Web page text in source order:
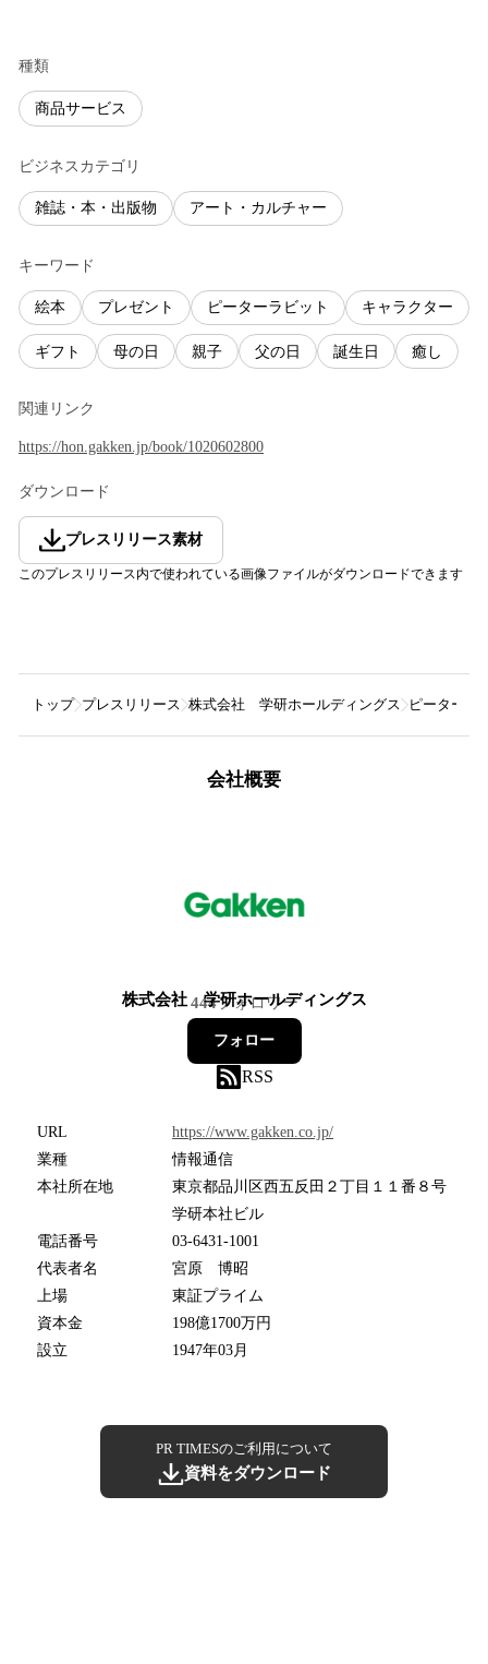
種類
商品サービス
ビジネスカテゴリ
雑誌・本・出版物 アート・カルチャー
キーワード
絵本 プレゼント ピーターラビット キャラクター
ギフト 母の日 親子 父の日 誕生日 癒し
関連リンク
https://hon.gakken.jp/book/1020602800
ダウンロード
プレスリリース素材
このプレスリリース内で使われている画像ファイルがダウンロードできます
トップ プレスリリース 株式会社 学研ホールディングス ピーターラ
会社概要
株式会社 学研ホールディングス
444フォロワー
フォロー
RSS
URL
https://www.gakken.co.jp/
業種
情報通信
本社所在地
東京都品川区西五反田２丁目１１番８号
学研本社ビル
電話番号
03-6431-1001
代表者名
宮原 博昭
上場
東証プライム
資本金
198億1700万円
設立
1947年03月
PR TIMESのご利用について
資料をダウンロード